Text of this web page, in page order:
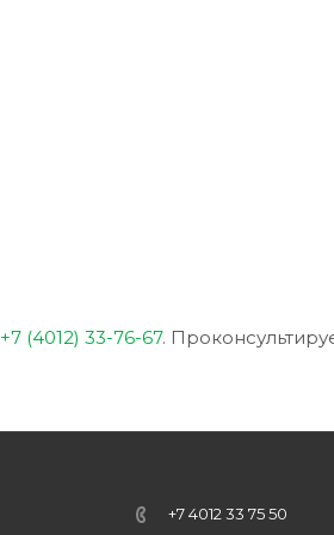
+7 (4012) 33-76-67.
+7 4012 33 75 50